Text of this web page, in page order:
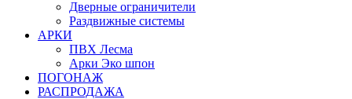
Дверные ограничители
Раздвижные системы
АРКИ
ПВХ Лесма
Арки Эко шпон
ПОГОНАЖ
РАСПРОДАЖА